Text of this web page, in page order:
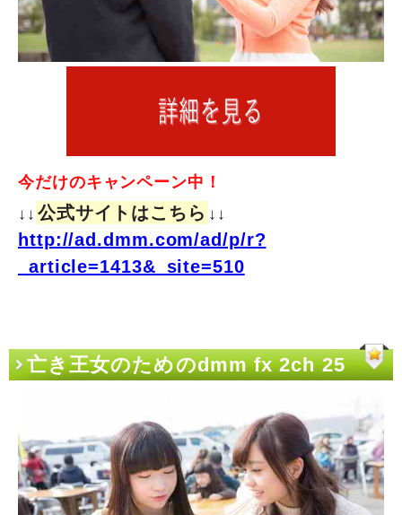
今だけのキャンペーン中！
↓↓ 公式サイトはこちら ↓↓
http://ad.dmm.com/ad/p/r?
_article=1413&_site=510
亡き王女のためのdmm fx 2ch 25